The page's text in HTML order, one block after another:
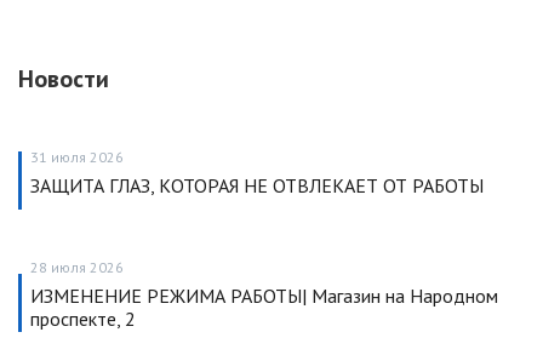
Новости
31 июля 2026
ЗАЩИТА ГЛАЗ, КОТОРАЯ НЕ ОТВЛЕКАЕТ ОТ РАБОТЫ
28 июля 2026
ИЗМЕНЕНИЕ РЕЖИМА РАБОТЫ| Магазин на Народном
проспекте, 2